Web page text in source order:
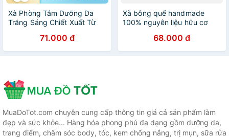
Xà Phòng Tắm Dưỡng Da
Trắng Sáng Chiết Xuất Từ
Berry Soap Strawberrry Milk
(80 G)
71.000 đ
Xà bông quế handmade
100% nguyên liệu hữu cơ
viêm nang lông hộp 100g
Quế Rừng Xanh - HÀNG
CHÍNH HÃNG
68.000 đ
MuaDoTot.com chuyên cung cấp thông tin giá cả sản phẩm làm
đẹp và sức khỏe... Hàng hóa phong phú đa dạng gồm dưỡng da,
trang điểm, chăm sóc body, tóc, kem chống nắng, trị mụn, sữa rửa